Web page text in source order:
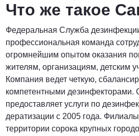
Что же такое
Федеральная Служба
профессиональная команда
огромнейшим опытом оказания
жителям, организациям, детским
Компания ведет четкую,
компетентными дезинфекторами.
предоставляет услуги по
дератизации с 2005 года.
территории сорока крупных